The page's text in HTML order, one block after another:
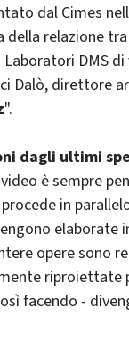
dal Cimes
della relazione
DMS di
Dalò, direttore
".
dagli ultimi
è sempre
in
elaborate
opere sono
riproiettate
facendo -